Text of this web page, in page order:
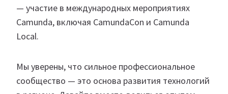
— участие в международных мероприятиях
Camunda, включая CamundaCon и Camunda
Local.
Мы уверены, что сильное профессиональное
сообщество — это основа развития технологий